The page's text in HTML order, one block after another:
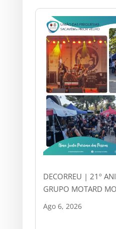
DECORREU | 21º
GRUPO MOTARD
Ago 6, 2026